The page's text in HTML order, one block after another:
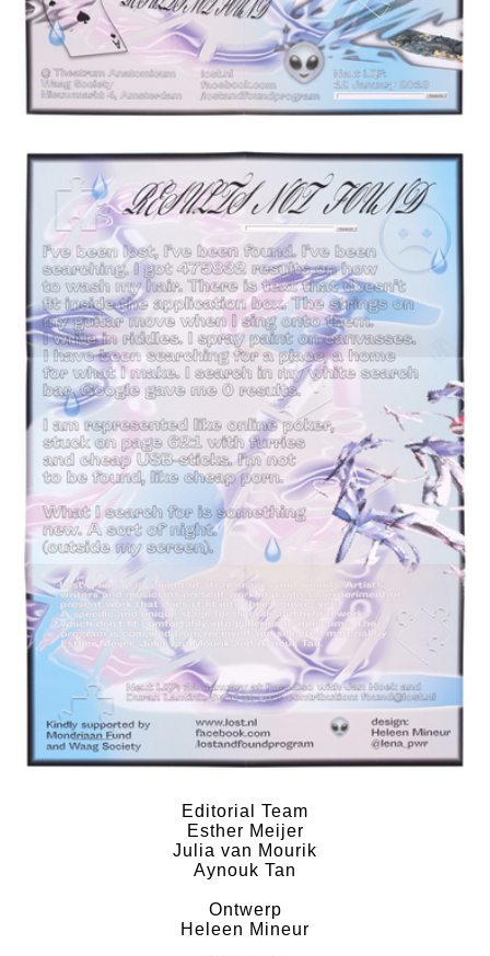
Editorial Team
Esther Meijer
Julia van Mourik
Aynouk Tan​
Ontwerp
​Heleen Mineur